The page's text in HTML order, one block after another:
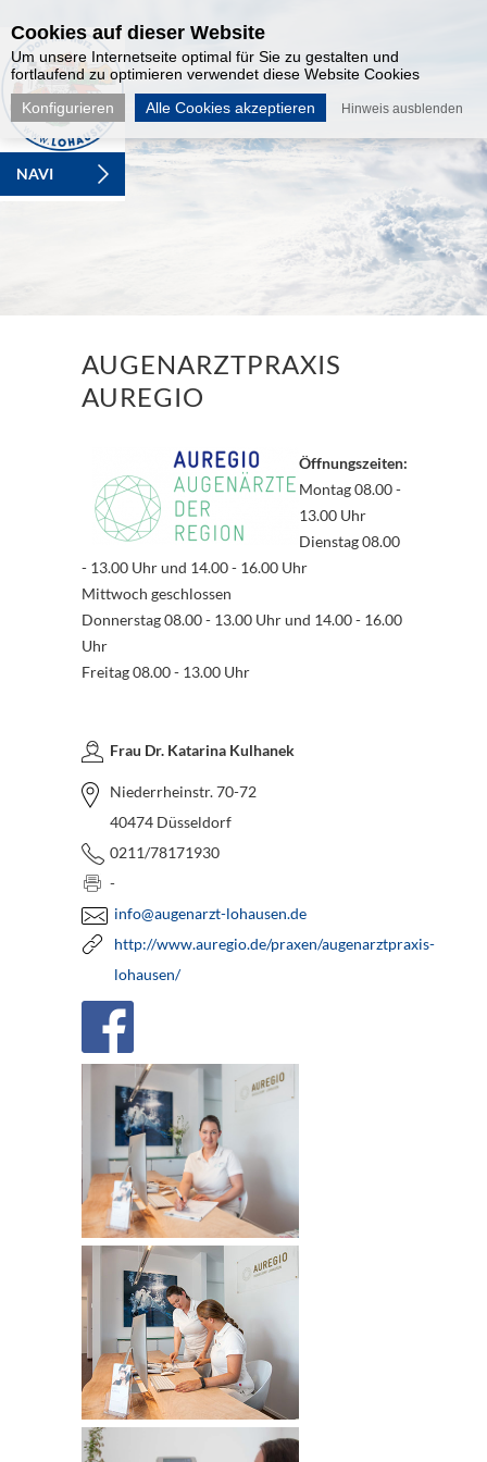
NAVI
AUGENARZTPRAXIS
AUREGIO
Öffnungszeiten:
Montag 08.00 -
13.00 Uhr
Dienstag 08.00
- 13.00 Uhr und 14.00 - 16.00 Uhr
Mittwoch geschlossen
Donnerstag 08.00 - 13.00 Uhr und 14.00 - 16.00
Uhr
Freitag 08.00 - 13.00 Uhr
Frau Dr. Katarina Kulhanek
Niederrheinstr. 70-72
40474 Düsseldorf
0211/78171930
-
info@augenarzt-lohausen.de
http://www.auregio.de/praxen/augenarztpraxis-
lohausen/
Cookies auf dieser Website
Um unsere Internetseite optimal für Sie zu gestalten und
fortlaufend zu optimieren verwendet diese Website Cookies
Konfigurieren
Alle Cookies akzeptieren Hinweis ausblenden